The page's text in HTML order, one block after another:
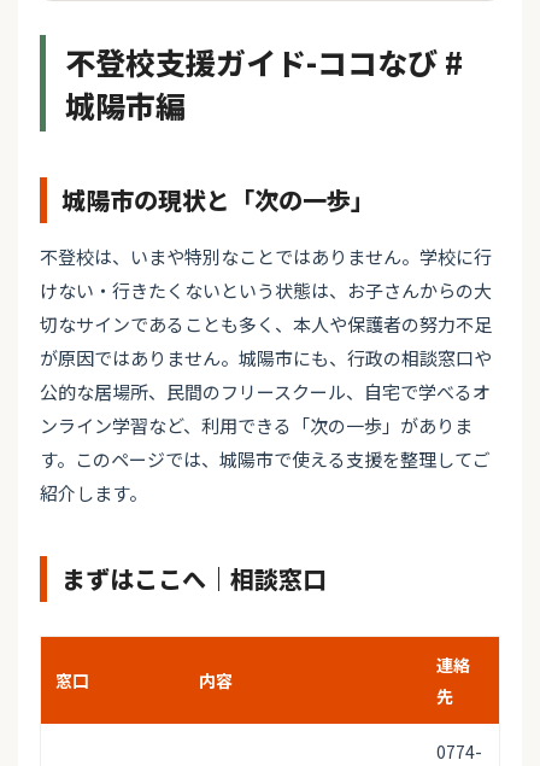
不登校支援ガイド-ココなび #
城陽市編
城陽市の現状と「次の一歩」
不登校は、いまや特別なことではありません。学校に行
けない・行きたくないという状態は、お子さんからの大
切なサインであることも多く、本人や保護者の努力不足
が原因ではありません。城陽市にも、行政の相談窓口や
公的な居場所、民間のフリースクール、自宅で学べるオ
ンライン学習など、利用できる「次の一歩」がありま
す。このページでは、城陽市で使える支援を整理してご
紹介します。
まずはここへ｜相談窓口
窓口 内容
連絡
先
0774-